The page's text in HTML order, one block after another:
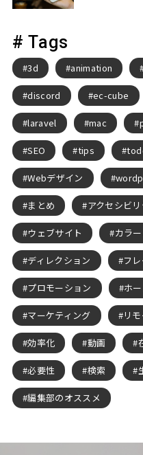
# Tags
3d animation
discord ec-cube
laravel mac
SEO tips
Webデザイン
まとめ アクセシビリ
ウェブサイト カラ
ディレクション フ
プロモーション ホ
マーケティング リ
効率化 動画
必要性 検索
編集部のオススメ